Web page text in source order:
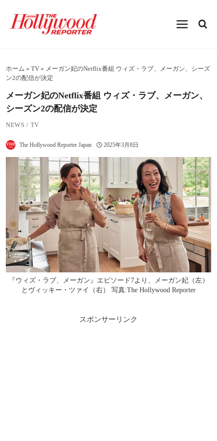
プホーム » TV » メーガン妃のNetflix番組 ウィズ・ラブ、メーガン、シーズ
ン2の配信が決定
メーガン妃のNetflix番組 ウィズ・ラブ、メーガン、
シーズン2の配信が決定
NEWS / TV
The Hollywood Reporter Japan 2025年3月8日
『ウィズ・ラブ、メーガン』エピソード7より、メーガン妃（左）
とヴィッキー・ツァイ（右） 写真:The Hollywood Reporter
スポンサーリンク